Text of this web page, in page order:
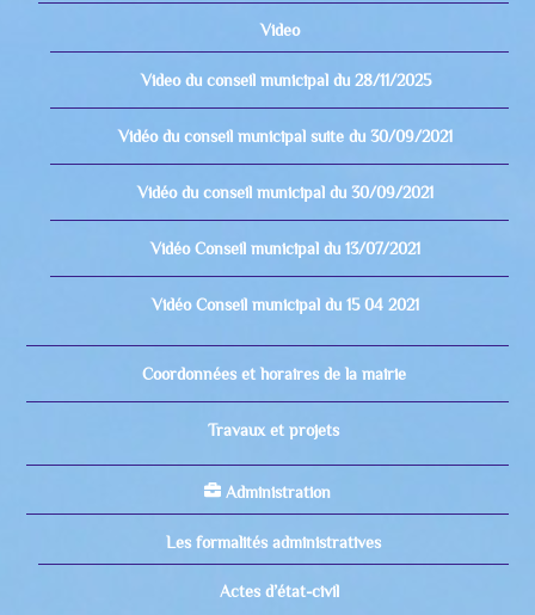
Video
Video du conseil municipal du 28/11/2025
Vidéo du conseil municipal suite du 30/09/2021
Vidéo du conseil municipal du 30/09/2021
Vidéo Conseil municipal du 13/07/2021
Vidéo Conseil municipal du 15 04 2021
Coordonnées et horaires de la mairie
Travaux et projets
Administration
Les formalités administratives
Actes d’état-civil